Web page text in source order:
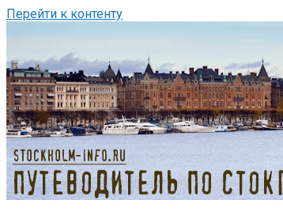
Перейти к контенту